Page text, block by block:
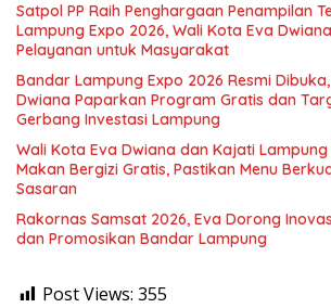
Satpol PP Raih Penghargaan Penampilan
Lampung Expo 2026, Wali Kota Eva
Pelayanan untuk Masyarakat
Bandar Lampung Expo 2026 Resmi
Dwiana Paparkan Program Gratis dan
Gerbang Investasi Lampung
Wali Kota Eva Dwiana dan Kajati
Makan Bergizi Gratis, Pastikan Menu
Sasaran
Rakornas Samsat 2026, Eva Dorong
dan Promosikan Bandar Lampung
Post Views: 355